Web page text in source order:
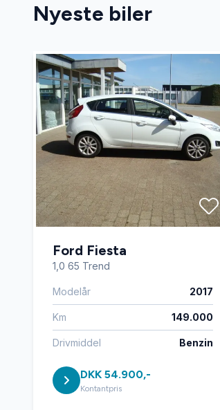
Nyeste biler
Ford Fiesta
1,0 65 Trend
Modelår 2017
Km 149.000
Drivmiddel Benzin
DKK 54.900,-
Kontantpris